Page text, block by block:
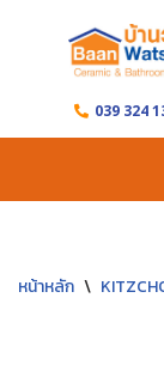
content 039 324
หน้าหลัก \